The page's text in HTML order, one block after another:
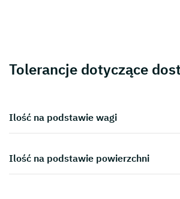
Tolerancje dotyczące
Ilość na podstawie wagi
Ilość na podstawie powierzchni